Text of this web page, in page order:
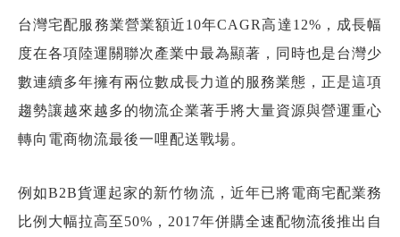
台灣宅配服務業營業額近10年CAGR高達12%，成長幅
度在各項陸運關聯次產業中最為顯著，同時也是台灣少
數連續多年擁有兩位數成長力道的服務業態，正是這項
趨勢讓越來越多的物流企業著手將大量資源與營運重心
轉向電商物流最後一哩配送戰場。
例如B2B貨運起家的新竹物流，近年已將電商宅配業務
比例大幅拉高至50%，2017年併購全速配物流後推出自